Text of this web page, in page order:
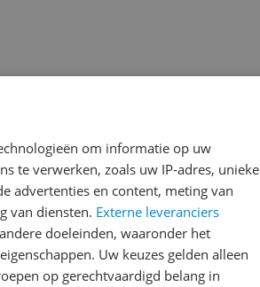
om informatie op uw
te verwerken, zoals uw IP-adres, unieke
advertenties en content, meting van
van diensten. Externe leveranciers
doeleinden, waaronder het
Uw keuzes gelden alleen
op gerechtvaardigd belang in